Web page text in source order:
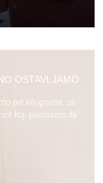
OSTAVLJAMO
pet kilograma, za
koji planiramo da